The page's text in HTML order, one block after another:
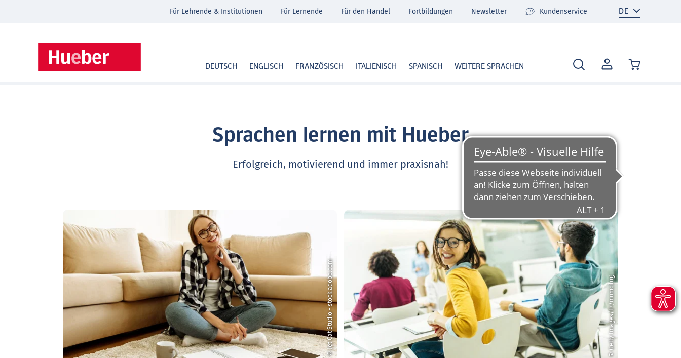
MEIN
KONTO
DEUTSCH ENGLISCH FRANZÖSISCH ITALIENISCH SPANISCH WEITERE SPRACHEN
Für Lehrende & Institutionen Für Lernende Für den Handel Fortbildungen Newsletter Kundenservice
Sprachen lernen mit Hueber
Erfolgreich, motivierend und immer praxisnah!
© Jet Cat Studio - stock.adobe.com © Getty Images/E+/momcilog